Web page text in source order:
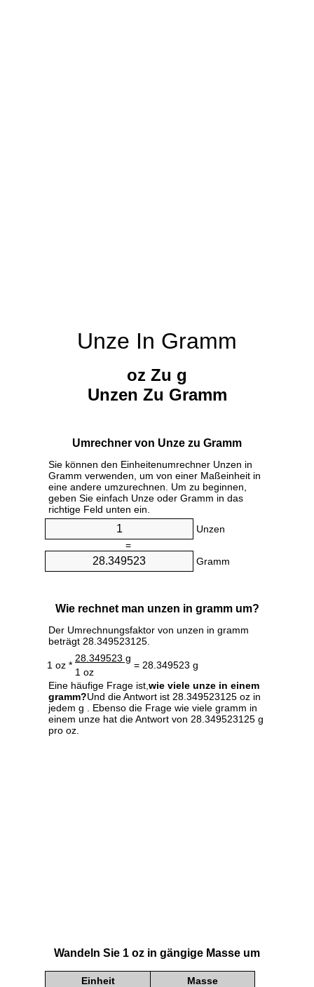
Unze In Gramm
oz Zu g
Unzen Zu Gramm
Umrechner von Unze zu Gramm
Sie können den Einheitenumrechner Unzen in
Gramm verwenden, um von einer Maßeinheit in
eine andere umzurechnen. Um zu beginnen,
geben Sie einfach Unze oder Gramm in das
richtige Feld unten ein.
Unzen
=
Gramm
Wie rechnet man unzen in gramm um?
Der Umrechnungsfaktor von unzen in gramm
beträgt 28.349523125.
1 oz *
28.349523 g
= 28.349523 g
1 oz
Eine häufige Frage ist, wie viele unze in einem
gramm?Und die Antwort ist 28.349523125 oz in
jedem g . Ebenso die Frage wie viele gramm in
einem unze hat die Antwort von 28.349523125 g
pro oz.
Wandeln Sie 1 oz in gängige Masse um
Einheit Masse